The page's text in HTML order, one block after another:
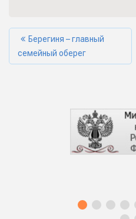
Берегиня – главный
семейный оберег